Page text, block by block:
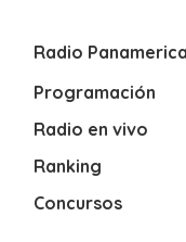
Radio
Programación
Radio en vivo
Ranking
Concursos